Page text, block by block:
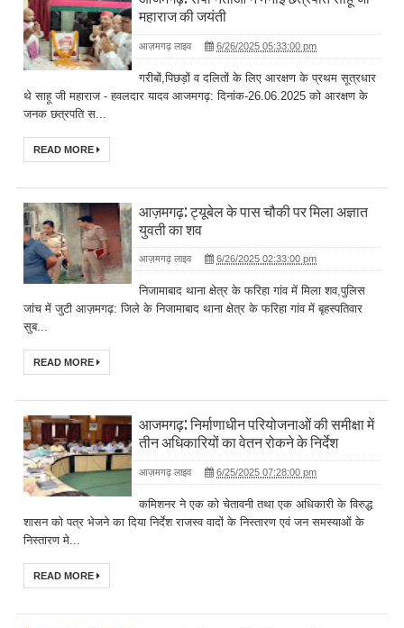
महाराज की जयंती
आज़मगढ़ लाइव 6/26/2025 05:33:00 pm
गरीबों,पिछड़ों व दलितों के लिए आरक्षण के प्रथम सूत्रधार
थे साहू जी महाराज - हवलदार यादव आजमगढ़: दिनांक-26.06.2025 को आरक्षण के
जनक छत्रपति स...
READ MORE
आज़मगढ़: ट्यूबेल के पास चौकी पर मिला अज्ञात
युवती का शव
आज़मगढ़ लाइव 6/26/2025 02:33:00 pm
निजामाबाद थाना क्षेत्र के फरिहा गांव में मिला शव,पुलिस
जांच में जुटी आज़मगढ़: जिले के निजामाबाद थाना क्षेत्र के फरिहा गांव में बृहस्पतिवार
सुब...
READ MORE
आजमगढ़: निर्माणाधीन परियोजनाओं की समीक्षा में
तीन अधिकारियों का वेतन रोकने के निर्देश
आज़मगढ़ लाइव 6/25/2025 07:28:00 pm
कमिशनर ने एक को चेतावनी तथा एक अधिकारी के विरुद्ध
शासन को पत्र भेजने का दिया निर्देश राजस्व वादों के निस्तारण एवं जन समस्याओं के
निस्तारण मे...
READ MORE